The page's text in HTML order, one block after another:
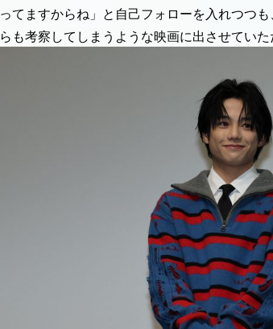
ってますからね」と自己フォローを入れつつ
らも考察してしまうような映画に出させてい